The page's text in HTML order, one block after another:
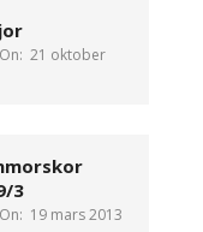
On: 21 oktober
3
On: 19 mars 2013